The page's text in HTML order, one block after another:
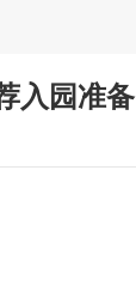
入园准备